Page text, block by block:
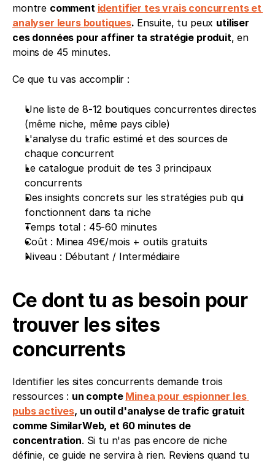
montre comment identifier tes vrais concurrents et
analyser leurs boutiques. Ensuite, tu peux utiliser
ces données pour affiner ta stratégie produit, en
moins de 45 minutes.
Ce que tu vas accomplir :
Une liste de 8-12 boutiques concurrentes directes
(même niche, même pays cible)
L'analyse du trafic estimé et des sources de
chaque concurrent
Le catalogue produit de tes 3 principaux
concurrents
Des insights concrets sur les stratégies pub qui
fonctionnent dans ta niche
Temps total : 45-60 minutes
Coût : Minea 49€/mois + outils gratuits
Niveau : Débutant / Intermédiaire
Ce dont tu as besoin pour
trouver les sites
concurrents
Identifier les sites concurrents demande trois
ressources : un compte Minea pour espionner les
pubs actives, un outil d'analyse de trafic gratuit
comme SimilarWeb, et 60 minutes de
concentration. Si tu n'as pas encore de niche
définie, ce guide ne servira à rien. Reviens quand tu